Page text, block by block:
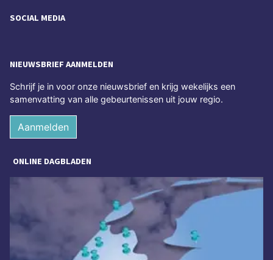
SOCIAL MEDIA
NIEUWSBRIEF AANMELDEN
Schrijf je in voor onze nieuwsbrief en krijg wekelijks een
samenvatting van alle gebeurtenissen uit jouw regio.
Aanmelden
ONLINE DAGBLADEN